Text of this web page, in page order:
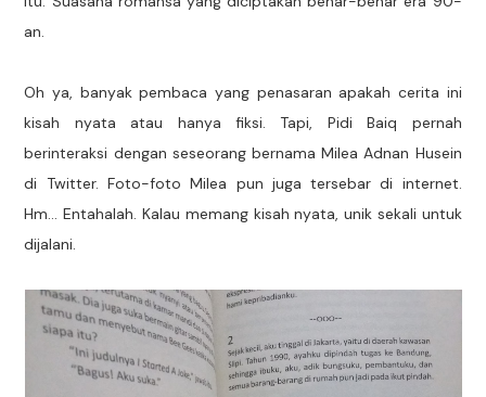
an.
Oh ya, banyak pembaca yang penasaran apakah cerita ini
kisah nyata atau hanya fiksi. Tapi, Pidi Baiq pernah
berinteraksi dengan seseorang bernama Milea Adnan Husein
di Twitter. Foto-foto Milea pun juga tersebar di internet.
Hm... Entahalah. Kalau memang kisah nyata, unik sekali untuk
dijalani.